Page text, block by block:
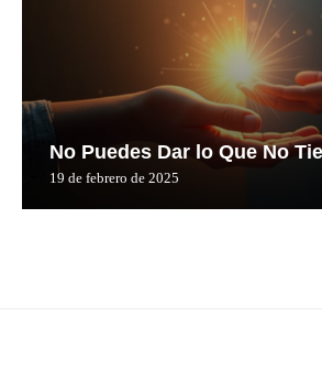
No Puedes Dar lo Que No
19 de febrero de 2025